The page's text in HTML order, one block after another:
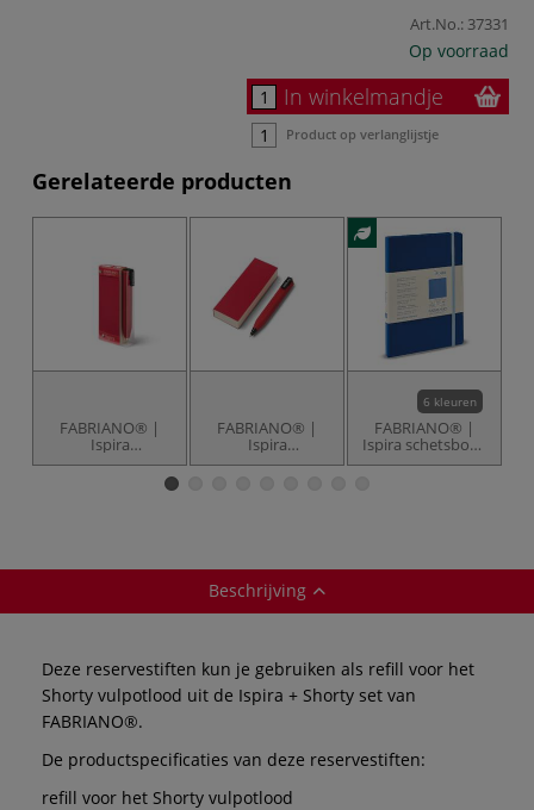
Art.No.: 37331
Op voorraad
In winkelmandje
Product op verlanglijstje
Gerelateerde producten
FABRIANO® |
Ispira
schetsboekje +
vulpotlood — 2-
FABRIANO® |
Ispira
schetsboekje +
6 kleuren
FABRIANO® |
Ispira schetsboek
— softcover
Beschrijving
Deze reservestiften kun je gebruiken als refill voor het
Shorty vulpotlood uit de Ispira + Shorty set van
FABRIANO®.
De productspecificaties van deze reservestiften:
refill voor het Shorty vulpotlood